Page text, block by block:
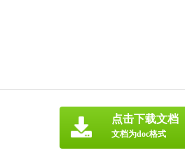
点击下载文档
文档为doc格式